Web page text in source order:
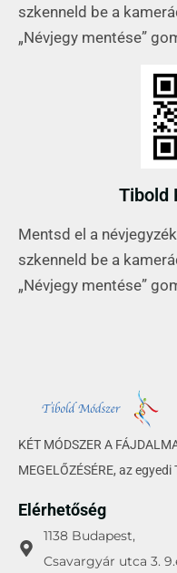
szkenneld be a
„Névjegy mentése”
Tibold
Mentsd el a
szkenneld be a
„Névjegy mentése”
KÉT MÓDSZER A
MEGELŐZÉSÉRE, az egyedi
Elérhetőség
1138 Budapest,
Csavargyár utca 3.